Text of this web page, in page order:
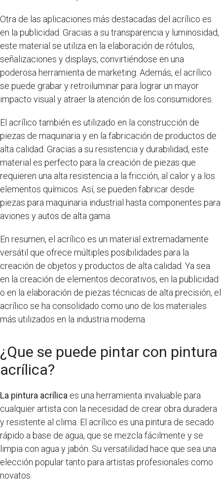
Otra de las aplicaciones más destacadas del acrílico es
en la publicidad. Gracias a su transparencia y luminosidad,
este material se utiliza en la elaboración de rótulos,
señalizaciones y displays, convirtiéndose en una
poderosa herramienta de marketing. Además, el acrílico
se puede grabar y retroiluminar para lograr un mayor
impacto visual y atraer la atención de los consumidores.
El acrílico también es utilizado en la construcción de
piezas de maquinaria y en la fabricación de productos de
alta calidad. Gracias a su resistencia y durabilidad, este
material es perfecto para la creación de piezas que
requieren una alta resistencia a la fricción, al calor y a los
elementos químicos. Así, se pueden fabricar desde
piezas para maquinaria industrial hasta componentes para
aviones y autos de alta gama.
En resumen, el acrílico es un material extremadamente
versátil que ofrece múltiples posibilidades para la
creación de objetos y productos de alta calidad. Ya sea
en la creación de elementos decorativos, en la publicidad
o en la elaboración de piezas técnicas de alta precisión, el
acrílico se ha consolidado como uno de los materiales
más utilizados en la industria moderna.
¿Que se puede pintar con pintura
acrílica?
La pintura acrílica es una herramienta invaluable para
cualquier artista con la necesidad de crear obra duradera
y resistente al clima. El acrílico es una pintura de secado
rápido a base de agua, que se mezcla fácilmente y se
limpia con agua y jabón. Su versatilidad hace que sea una
elección popular tanto para artistas profesionales como
novatos.